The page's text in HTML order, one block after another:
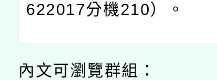
622017分機210）。
內文可瀏覽群組：